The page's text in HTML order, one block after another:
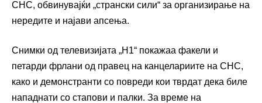
СНС, обвинувајќи „странски сили“ за организирање на
нередите и најави апсења.
Снимки од телевизијата „Н1“ покажаа факели и
петарди фрлани од правец на канцелариите на СНС,
како и демонстранти со повреди кои тврдат дека биле
нападнати со стапови и палки. За време на